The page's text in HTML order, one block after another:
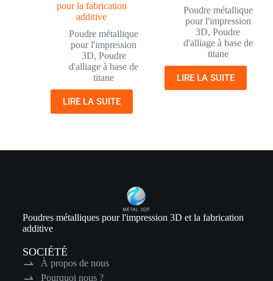
pour la fabrication
additive
Poudre métallique
pour l'impression
3D, Poudre
d'alliage à base de
titane
LIRE LA SUITE
Poudre métallique
pour l'impression
3D,Poudre
d'alliage à base de
titane
LIRE LA SUITE
Poudres métalliques pour l'impression 3D et la fabrication
additive
SOCIÉTÉ
À propos de nous
Pourquoi nous ?